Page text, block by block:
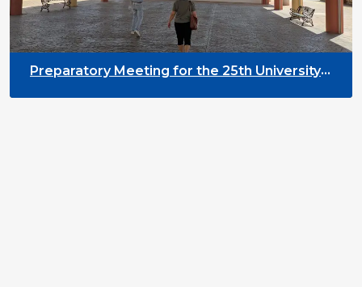
Preparatory Meeting for the 25th University